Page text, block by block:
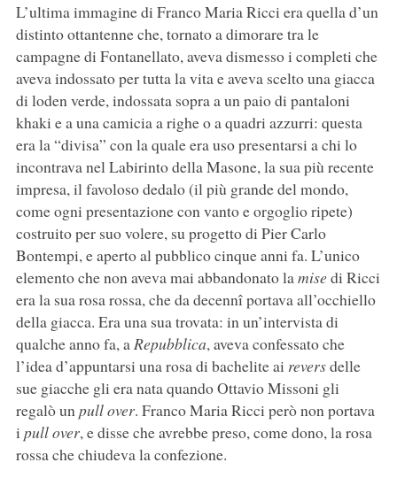
L’ultima immagine di Franco Maria Ricci era quella d’un
distinto ottantenne che, tornato a dimorare tra le
campagne di Fontanellato, aveva dismesso i completi che
aveva indossato per tutta la vita e aveva scelto una giacca
di loden verde, indossata sopra a un paio di pantaloni
khaki e a una camicia a righe o a quadri azzurri: questa
era la “divisa” con la quale era uso presentarsi a chi lo
incontrava nel Labirinto della Masone, la sua più recente
impresa, il favoloso dedalo (il più grande del mondo,
come ogni presentazione con vanto e orgoglio ripete)
costruito per suo volere, su progetto di Pier Carlo
Bontempi, e aperto al pubblico cinque anni fa. L’unico
elemento che non aveva mai abbandonato lamisedi Ricci
era la sua rosa rossa, che da decennî portava all’occhiello
della giacca. Era una sua trovata: in un’intervista di
qualche anno fa, aRepubblica, aveva confessato che
l’idea d’appuntarsi una rosa di bachelite ai reversdelle
sue giacche gli era nata quando Ottavio Missoni gli
regalò unpull over. Franco Maria Ricci però non portava
i pull over, e disse che avrebbe preso, come dono, la rosa
rossa che chiudeva la confezione.